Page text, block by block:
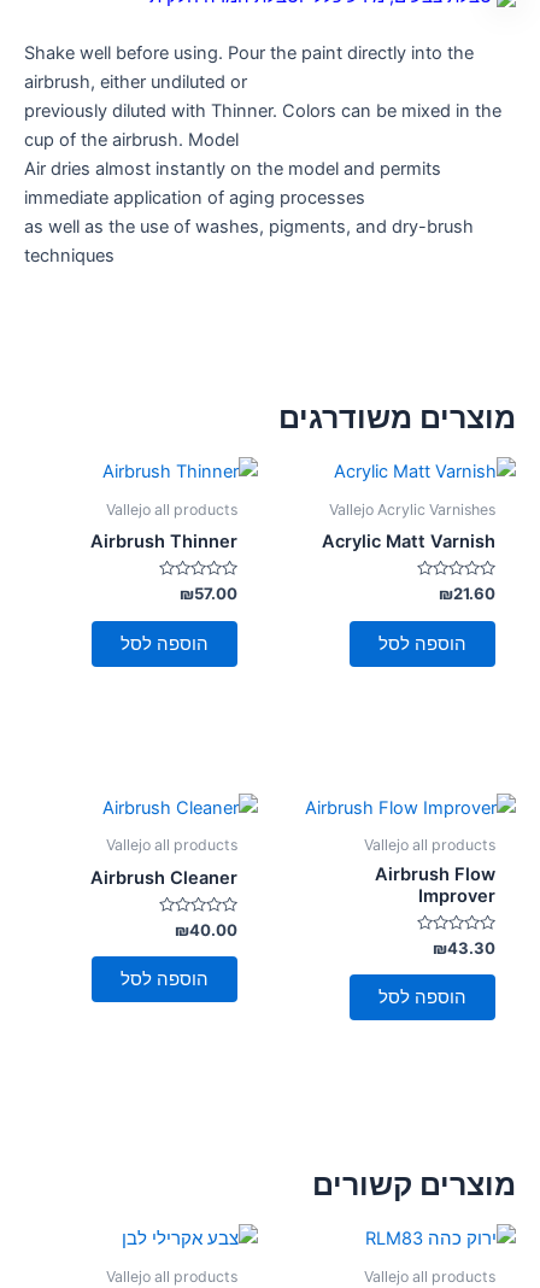
Shake well before using. Pour the paint directly into the
airbrush, either undiluted or
previously diluted with Thinner. Colors can be mixed in the
cup of the airbrush. Model
Air dries almost instantly on the model and permits
immediate application of aging processes
as well as the use of washes, pigments, and dry-brush
techniques
מוצרים משודרגים
Vallejo Acrylic Varnishes
Acrylic Matt Varnish
דורג
0
מתוך
₪21.60
הוספה לסל
Vallejo all products
Airbrush Thinner
דורג
0
מתוך
₪57.00
הוספה לסל
Vallejo all products
Airbrush Flow
Improver
דורג
0
מתוך
₪43.30
הוספה לסל
Vallejo all products
Airbrush Cleaner
דורג
0
מתוך
₪40.00
הוספה לסל
מוצרים קשורים
Vallejo all products
Vallejo all products